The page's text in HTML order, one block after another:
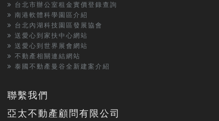
台北市辦公室租金實價登錄查詢
南港軟體科學園區介紹
台北內湖科技園區發展協會
送愛心到家扶中心網站
送愛心到世界展會網站
不動產相關連結網站
泰國不動產曼谷全新建案介紹
聯繫我們
亞太不動產顧問有限公司